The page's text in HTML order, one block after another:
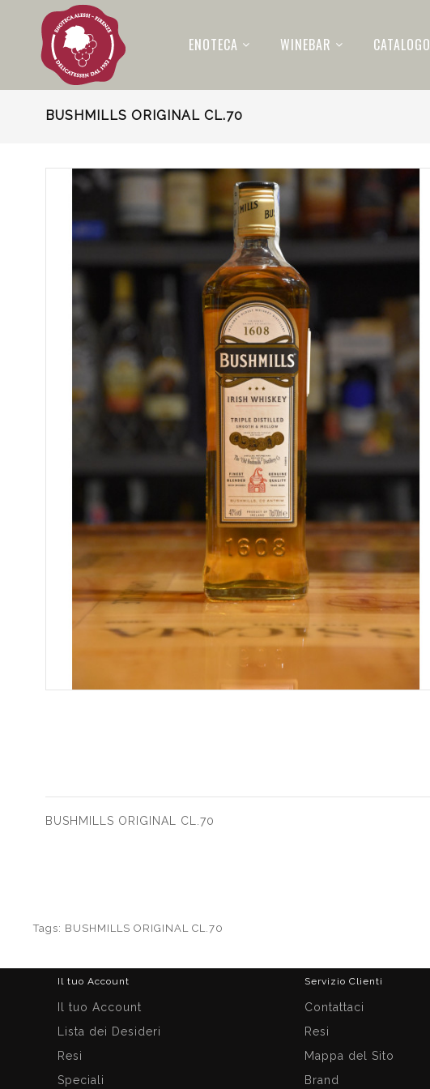
ENOTECA WINEBAR CATALOGO
BUSHMILLS ORIGINAL CL.70
BUSHMILLS ORIGINAL CL.70
Tags: BUSHMILLS ORIGINAL CL.70
Servizio Clienti
Contattaci
Resi
Mappa del Sito
Brand
Il tuo Account
Il tuo Account
Lista dei Desideri
Resi
Speciali